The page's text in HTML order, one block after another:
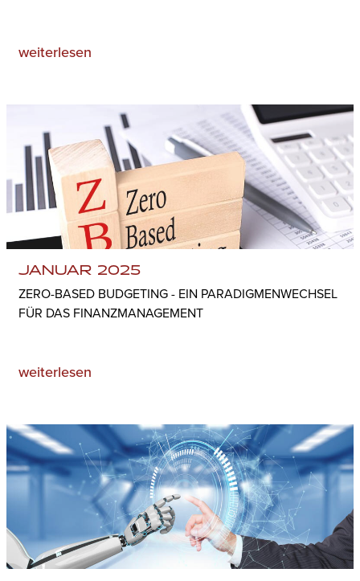
weiterlesen
JANUAR 2025
ZERO-BASED BUDGETING - EIN PARADIGMENWECHSEL
FÜR DAS FINANZMANAGEMENT
weiterlesen